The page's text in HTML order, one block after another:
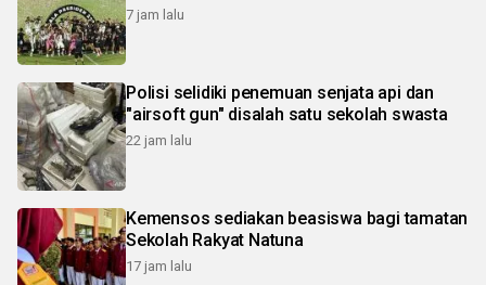
7 jam lalu
Polisi selidiki penemuan senjata api dan
"airsoft gun" disalah satu sekolah swasta
22 jam lalu
Kemensos sediakan beasiswa bagi tamatan
Sekolah Rakyat Natuna
17 jam lalu